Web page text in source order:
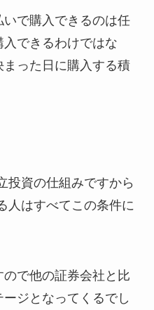
で購入できるのは任
できるわけではな
まった日に購入する積
投資の仕組みですから
人はすべてこの条件に
で他の証券会社と比
ジとなってくるでし